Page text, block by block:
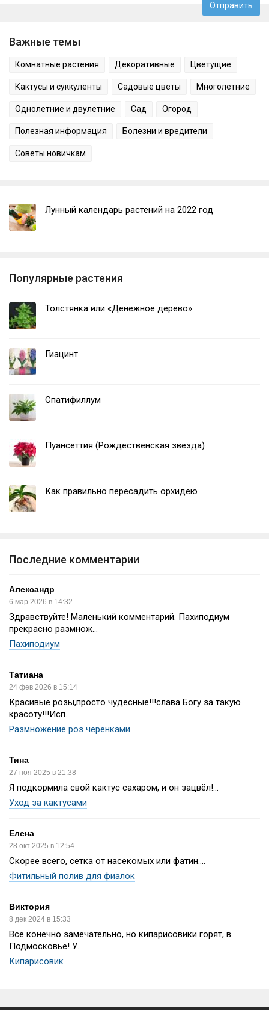
Важные темы
Комнатные растения Декоративные Цветущие
Кактусы и суккуленты Садовые цветы Многолетние
Однолетние и двулетние Сад Огород
Полезная информация Болезни и вредители
Советы новичкам
Лунный календарь растений на 2022 год
Популярные растения
Толстянка или «Денежное дерево»
Гиацинт
Спатифиллум
Пуансеттия (Рождественская звезда)
Как правильно пересадить орхидею
Последние комментарии
Александр
6 мар 2026 в 14:32
Здравствуйте! Маленький комментарий. Пахиподиум
прекрасно размнож...
Пахиподиум
Татиана
24 фев 2026 в 15:14
Красивые розы,просто чудесные!!!слава Богу за такую
красоту!!!Исп...
Размножение роз черенками
Тина
27 ноя 2025 в 21:38
Я подкормила свой кактус сахаром, и он зацвёл!...
Уход за кактусами
Елена
28 окт 2025 в 12:54
Скорее всего, сетка от насекомых или фатин....
Фитильный полив для фиалок
Виктория
8 дек 2024 в 15:33
Все конечно замечательно, но кипарисовики горят, в
Подмосковье! У...
Кипарисовик